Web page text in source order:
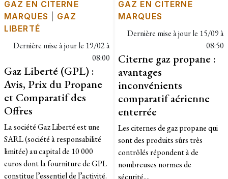
GAZ EN CITERNE
MARQUES
GAZ
LIBERTÉ
Dernière mise à jour le 19/02 à
08:00
Gaz Liberté (GPL) :
Avis, Prix du Propane
et Comparatif des
Offres
La société Gaz Liberté est une
SARL (société à responsabilité
limitée) au capital de 10 000
euros dont la fourniture de GPL
constitue l’essentiel de l’activité.
GAZ EN CITERNE
MARQUES
Dernière mise à jour le 15/09 à
08:50
Citerne gaz propane :
avantages
inconvénients
comparatif aérienne
enterrée
Les citernes de gaz propane qui
sont des produits sûrs très
contrôlés répondent à de
nombreuses normes de
sécurité....